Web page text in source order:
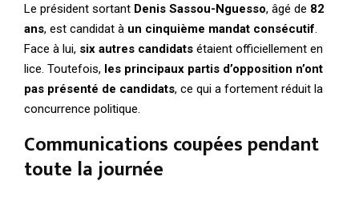
Le président sortant Denis Sassou-Nguesso, âgé de 82
ans, est candidat à un cinquième mandat consécutif
Face à lui, six autres candidats étaient officiellement en
lice. Toutefois, les principaux partis d’opposition n’ont
pas présenté de candidats, ce qui a fortement réduit la
concurrence politique.
Communications coupées pendant
toute la journée